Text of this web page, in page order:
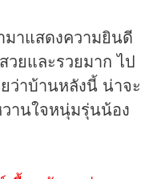
มาแสดงความยินดี
ยและรวยมาก ไป
ว่าบ้านหลังนี้ น่าจะ
านใจหนุ่มรุ่นน้อง